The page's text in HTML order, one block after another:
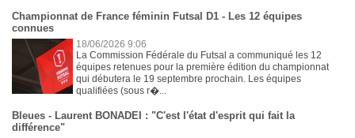
Championnat de France féminin Futsal D1 - Les 12 équipes
connues
18/06/2026 9:06
La Commission Fédérale du Futsal a communiqué les 12
équipes retenues pour la première édition du championnat
qui débutera le 19 septembre prochain. Les équipes
qualifiées (sous r�...
Bleues - Laurent BONADEI : "C'est l'état d'esprit qui fait la
différence"